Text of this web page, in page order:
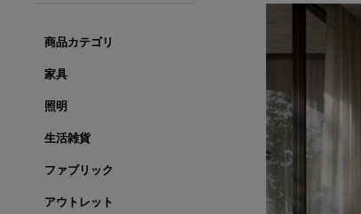
商品カテゴリ
家具
照明
生活雑貨
ファブリック
アウトレット